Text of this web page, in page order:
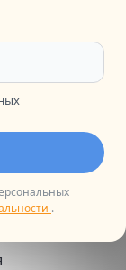
картину и
понятия,
в ТГ
.